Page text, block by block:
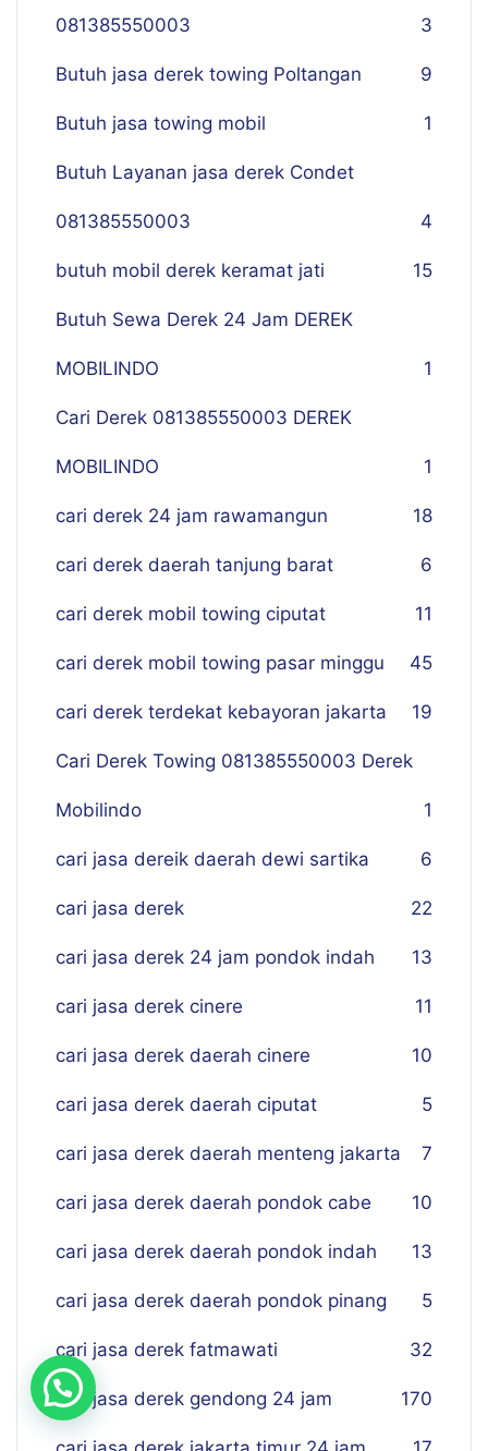
081385550003 3
Butuh jasa derek towing Poltangan 9
Butuh jasa towing mobil 1
Butuh Layanan jasa derek Condet
081385550003 4
butuh mobil derek keramat jati 15
Butuh Sewa Derek 24 Jam DEREK
MOBILINDO 1
Cari Derek 081385550003 DEREK
MOBILINDO 1
cari derek 24 jam rawamangun 18
cari derek daerah tanjung barat 6
cari derek mobil towing ciputat 11
cari derek mobil towing pasar minggu 45
cari derek terdekat kebayoran jakarta 19
Cari Derek Towing 081385550003 Derek
Mobilindo 1
cari jasa dereik daerah dewi sartika 6
cari jasa derek 22
cari jasa derek 24 jam pondok indah 13
cari jasa derek cinere 11
cari jasa derek daerah cinere 10
cari jasa derek daerah ciputat 5
cari jasa derek daerah menteng jakarta 7
cari jasa derek daerah pondok cabe 10
cari jasa derek daerah pondok indah 13
cari jasa derek daerah pondok pinang 5
cari jasa derek fatmawati 32
cari jasa derek gendong 24 jam 170